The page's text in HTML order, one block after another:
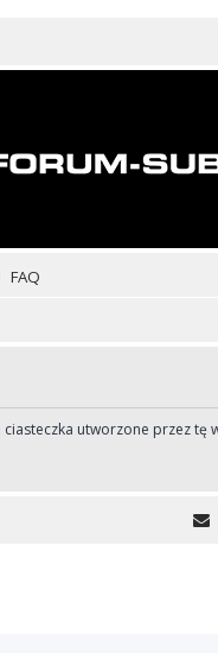
FAQ
utworzone przez tę